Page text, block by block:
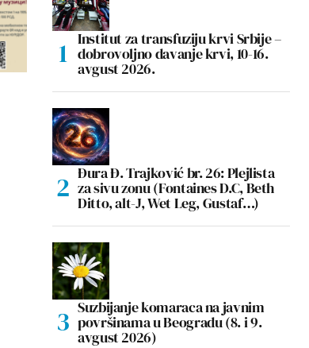
Institut za transfuziju krvi Srbije –
dobrovoljno davanje krvi, 10-16.
avgust 2026.
Đura Đ. Trajković br. 26: Plejlista
za sivu zonu (Fontaines D.C, Beth
Ditto, alt-J, Wet Leg, Gustaf…)
Suzbijanje komaraca na javnim
površinama u Beogradu (8. i 9.
avgust 2026)